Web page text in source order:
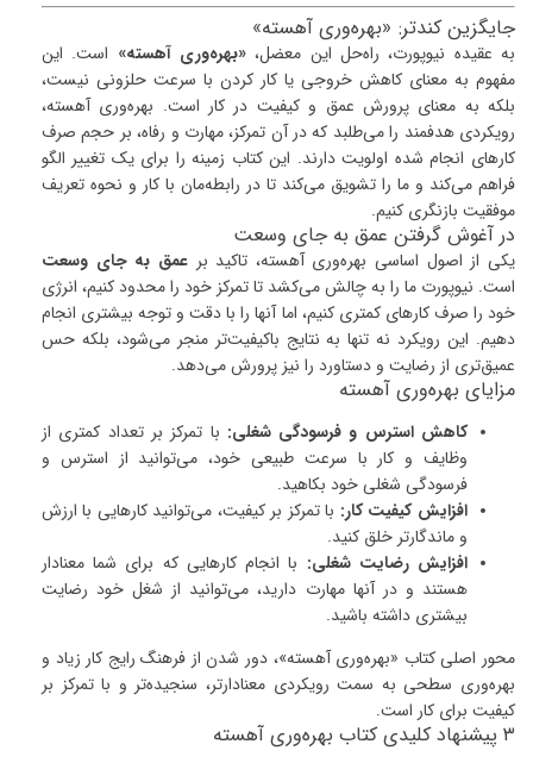
جایگزین کندتر: «بهره‌وری آهسته»
به عقیده نیوپورت، راه‌حل این معضل، «بهره‌وری آهسته» است. این
مفهوم به معنای کاهش خروجی یا کار کردن با سرعت حلزونی نیست،
بلکه به معنای پرورش عمق و کیفیت در کار است. بهره‌وری آهسته،
رویکردی هدفمند را می‌طلبد که در آن تمرکز، مهارت و رفاه، بر حجم صرف
کارهای انجام شده اولویت دارند. این کتاب زمینه را برای یک تغییر الگو
فراهم می‌کند و ما را تشویق می‌کند تا در رابطه‌مان با کار و نحوه تعریف
موفقیت بازنگری کنیم.
در آغوش گرفتن عمق به جای وسعت
یکی از اصول اساسی بهره‌وری آهسته، تاکید برعمق به جای وسعت
است. نیوپورت ما را به چالش می‌کشد تا تمرکز خود را محدود کنیم، انرژی
خود را صرف کارهای کمتری کنیم، اما آنها را با دقت و توجه بیشتری انجام
دهیم. این رویکرد نه تنها به نتایج باکیفیت‌تر منجر می‌شود، بلکه حس
عمیق‌تری از رضایت و دستاورد را نیز پرورش می‌دهد.
مزایای بهره‌وری آهسته
کاهش استرس و فرسودگی شغلی: با تمرکز بر تعداد کمتری از
وظایف و کار با سرعت طبیعی خود، می‌توانید از استرس و
فرسودگی شغلی خود بکاهید.
افزایش کیفیت کار: با تمرکز بر کیفیت، می‌توانید کارهایی با ارزش
و ماندگارتر خلق کنید.
افزایش رضایت شغلی: با انجام کارهایی که برای شما معنادار
هستند و در آنها مهارت دارید، می‌توانید از شغل خود رضایت
بیشتری داشته باشید.
محور اصلی کتاب «بهره‌وری آهسته»، دور شدن از فرهنگ رایج کار زیاد و
بهره‌وری سطحی به سمت رویکردی معنادارتر، سنجیده‌تر و با تمرکز بر
کیفیت برای کار است.
۳ پیشنهاد کلیدی کتاب بهره‌وری آهسته